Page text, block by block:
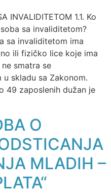
INVALIDITETOM 1.1. Ko
sa invaliditetom?
sa invaliditetom ima
ili fizičko lice koje ima
smatra se
skladu sa Zakonom.
49 zaposlenih dužan je
O
MLADIH –